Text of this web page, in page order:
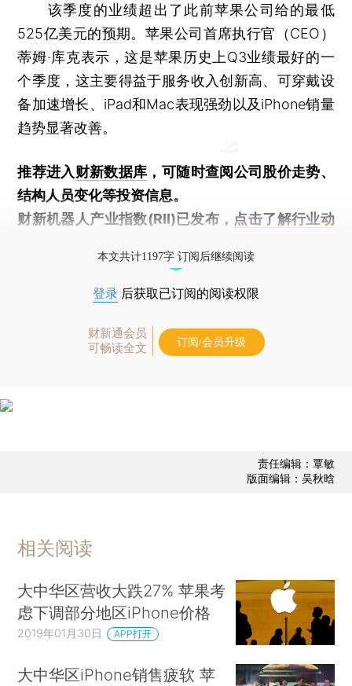
该季度的业绩超出了此前苹果公司给的最低
525亿美元的预期。苹果公司首席执行官（CEO）
蒂姆·库克表示，这是苹果历史上Q3业绩最好的一
个季度，这主要得益于服务收入创新高、可穿戴设
备加速增长、iPad和Mac表现强劲以及iPhone销量
趋势显著改善。
推荐进入财新数据库 ，可随时查阅公司股价走势、
结构人员变化等投资信息。
财新机器人产业指数(RII)已发布， 点击了解行业动
本文共计1197字 订阅后继续阅读
登录 后获取已订阅的阅读权限
财新通会员
可畅读全文
订阅/会员升级
责任编辑：覃敏
版面编辑：吴秋晗
相关阅读
大中华区营收大跌27% 苹果考
虑下调部分地区iPhone价格
2019年01月30日 APP打开
大中华区iPhone销售疲软 苹